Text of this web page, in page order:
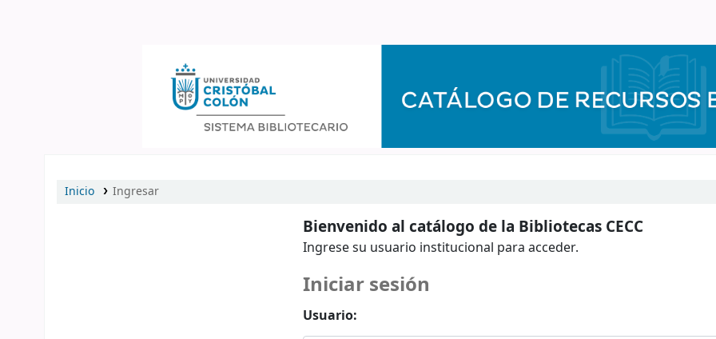
Inicio Ingresar
Bienvenido al catálogo de la Bibliotecas CECC
Ingrese su usuario institucional para acceder.
Iniciar sesión
Usuario: